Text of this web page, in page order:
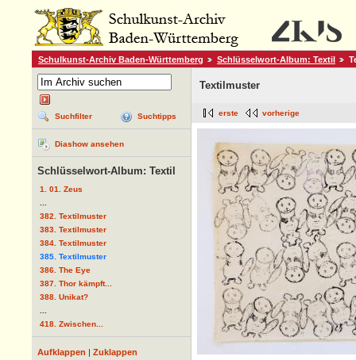
Schulkunst-Archiv Baden-Württemberg Schlüsselwort-Album: Textil
Suchfilter Suchtipps
Diashow ansehen
Schlüsselwort-Album: Textil
1. 01. Zeus
382. Textilmuster
383. Textilmuster
384. Textilmuster
385. Textilmuster
386. The Eye
387. Thor kämpft...
388. Unikat?
418. Zwischen...
Aufklappen | Zuklappen
Textilmuster
erste vorherige